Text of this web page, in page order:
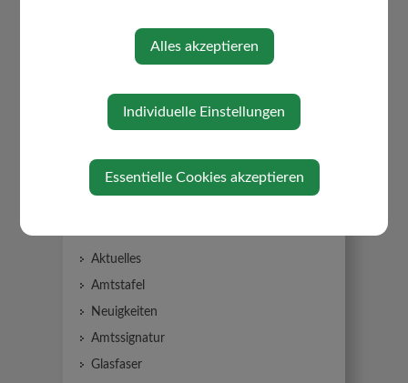
Aktuelles
Amtstafel
Neuigkeiten
Amtssignatur
Glasfaser
Alles akzeptieren
Individuelle Einstellungen
Essentielle Cookies akzeptieren